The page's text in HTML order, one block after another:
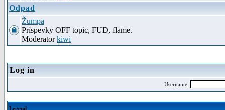
Odpad
Žumpa
Príspevky OFF topic, FUD, flame.
Moderatorkiwi
Log in
Username:
Legend